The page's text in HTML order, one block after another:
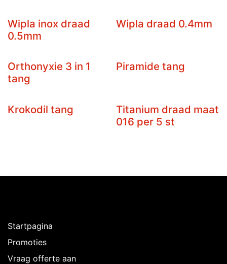
Wipla inox draad
0.5mm
Wipla draad 0.4mm
Orthonyxie 3 in 1
tang
Piramide tang
Krokodil tang
Titanium draad maat
016 per 5 st
Startpagina
Promoties
Vraag offerte aan